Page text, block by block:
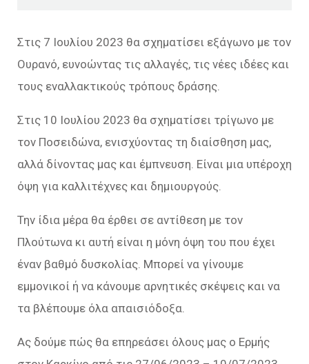
Στις 7 Ιουλίου 2023 θα σχηματίσει εξάγωνο με τον
Ουρανό, ευνοώντας τις αλλαγές, τις νέες ιδέες και
τους εναλλακτικούς τρόπους δράσης.
Στις 10 Ιουλίου 2023 θα σχηματίσει τρίγωνο με
τον Ποσειδώνα, ενισχύοντας τη διαίσθηση μας,
αλλά δίνοντας μας και έμπνευση. Είναι μια υπέροχη
όψη για καλλιτέχνες και δημιουργούς.
Την ίδια μέρα θα έρθει σε αντίθεση με τον
Πλούτωνα κι αυτή είναι η μόνη όψη του που έχει
έναν βαθμό δυσκολίας. Μπορεί να γίνουμε
εμμονικοί ή να κάνουμε αρνητικές σκέψεις και να
τα βλέπουμε όλα απαισιόδοξα.
Ας δούμε πώς θα επηρεάσει όλους μας ο Ερμής